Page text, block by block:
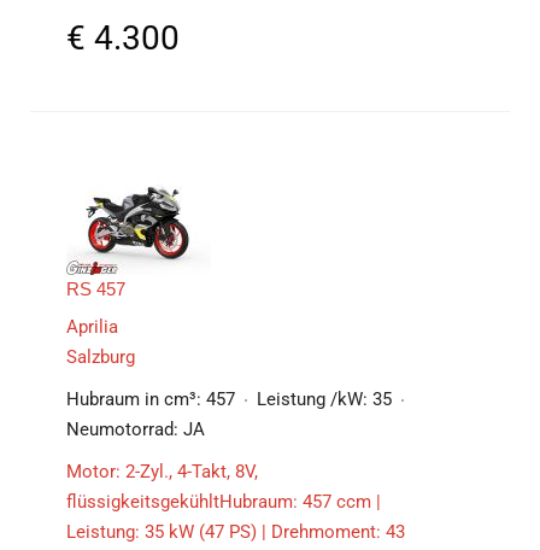
€ 4.300
RS 457
Aprilia
Salzburg
Hubraum in cm³: 457 Leistung /kW: 35
Neumotorrad: JA
Motor: 2-Zyl., 4-Takt, 8V,
flüssigkeitsgekühltHubraum: 457 ccm |
Leistung: 35 kW (47 PS) | Drehmoment: 43